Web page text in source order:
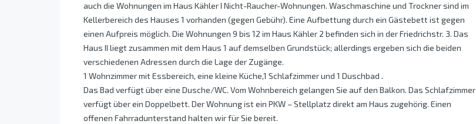
auch die Wohnungen im Haus Kähler I Nicht-Raucher-Wohnungen. Waschmaschine und Trockner sind im
Kellerbereich des Hauses 1 vorhanden (gegen Gebühr). Eine Aufbettung durch ein Gästebett ist gegen
einen Aufpreis möglich. Die Wohnungen 9 bis 12 im Haus Kähler 2 befinden sich in der Friedrichstr. 3. Das
Haus II liegt zusammen mit dem Haus 1 auf demselben Grundstück; allerdings ergeben sich die beiden
verschiedenen Adressen durch die Lage der Zugänge.
1 Wohnzimmer mit Essbereich, eine kleine Küche,1 Schlafzimmer und 1 Duschbad .
Das Bad verfügt über eine Dusche/WC. Vom Wohnbereich gelangen Sie auf den Balkon. Das Schlafzimmer
verfügt über ein Doppelbett. Der Wohnung ist ein PKW – Stellplatz direkt am Haus zugehörig. Einen
offenen Fahrradunterstand halten wir für Sie bereit.